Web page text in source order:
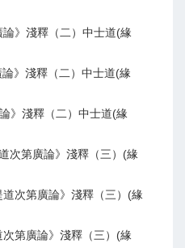
》淺釋（二）中士道(緣
》淺釋（二）中士道(緣
》淺釋（二）中士道(緣
次第廣論》淺釋（三）(緣
次第廣論》淺釋（三）(緣
第廣論》淺釋（三）(緣